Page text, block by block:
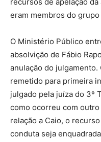
eram membros do grupo
O Ministério Público
absolvição de Fábio
anulação do
remetido para primeira
julgado pela juíza do 3º
como ocorreu com outro
relação a Caio, o
conduta seja